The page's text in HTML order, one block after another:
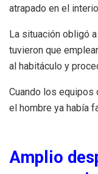
atrapado en el
La situación obligó
tuvieron que
al habitáculo y
Cuando los equipos
el hombre ya había
Amplio